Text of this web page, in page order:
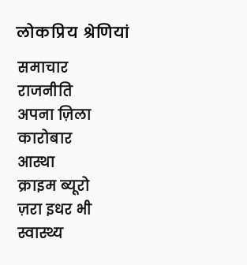
लोकप्रिय श्रेणियां
समाचार
राजनीति
अपना ज़िला
कारोबार
आस्था
क्राइम ब्यूरो
ज़रा इधर भी
स्वास्थ्य